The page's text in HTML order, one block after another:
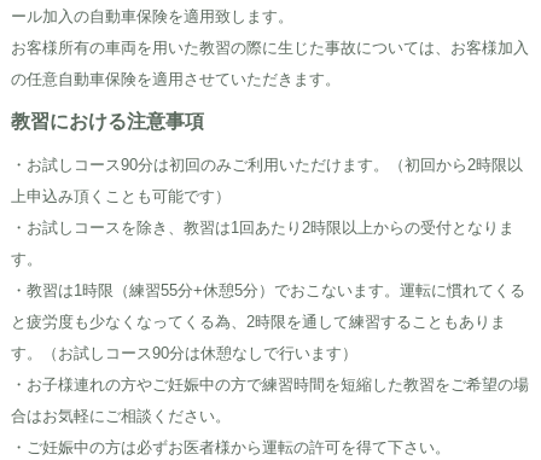
ール加入の自動車保険を適用致します。
お客様所有の車両を用いた教習の際に生じた事故については、お客様加入
の任意自動車保険を適用させていただきます。
教習における注意事項
・お試しコース90分は初回のみご利用いただけます。（初回から2時限以
上申込み頂くことも可能です）
・お試しコースを除き、教習は1回あたり2時限以上からの受付となりま
す。
・教習は1時限（練習55分+休憩5分）でおこないます。運転に慣れてくる
と疲労度も少なくなってくる為、2時限を通して練習することもありま
す。（お試しコース90分は休憩なしで行います）
・お子様連れの方やご妊娠中の方で練習時間を短縮した教習をご希望の場
合はお気軽にご相談ください。
・ご妊娠中の方は必ずお医者様から運転の許可を得て下さい。